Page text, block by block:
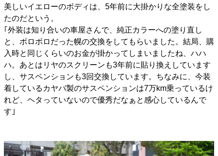
美しいイエローのボディは、5年前に大掛かりな全塗装をし
たのだという。
｢外装は知り合いの車屋さんで、純正カラーへの塗り直し
と、ボロボロだった幌の交換をしてもらいました。結局、購
入時と同じくらいのお金が掛かってしまいましたね、ハハ
ハ。あとはリヤのスクリーンも3年前に貼り換えしています
し、サスペンションも3回交換しています。ちなみに、今装
着しているカヤバ製のサスペンションは7万km乗っているけ
れど、ヘタっていないので優秀だなぁと感心しているんで
す｣